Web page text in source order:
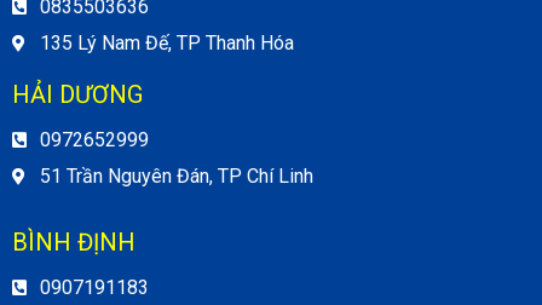
0835503636
135 Lý Nam Đế, TP Thanh Hóa
HẢI DƯƠNG
0972652999
51 Trần Nguyên Đán, TP Chí Linh
BÌNH ĐỊNH
0907191183